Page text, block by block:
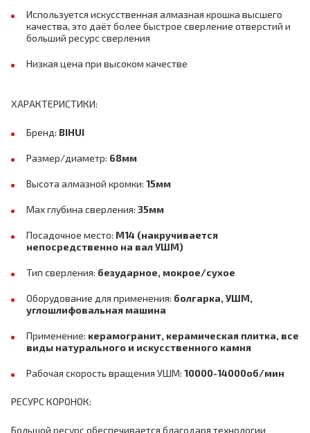
Используется искусственная алмазная крошка высшего
качества, это даёт более быстрое сверление отверстий и
больший ресурс сверления
Низкая цена при высоком качестве
ХАРАКТЕРИСТИКИ:
Бренд: BIHUI
Размер/диаметр: 68мм
Высота алмазной кромки: 15мм
Max глубина сверления: 35мм
Посадочное место: M14 (накручивается
непосредственно на вал УШМ)
Тип сверления: безударное, мокрое/сухое
Оборудование для применения: болгарка, УШМ,
углошлифовальная машина
Применение: керамогранит, керамическая плитка, все
виды натурального и искусственного камня
Рабочая скорость вращения УШМ: 10000-14000об/мин
РЕСУРС КОРОНОК:
Большой ресурс обеспечивается благодаря технологии